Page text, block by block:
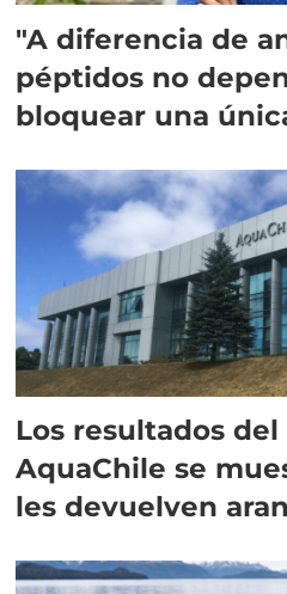
"A diferencia de
péptidos no
bloquear una
Los resultados
AquaChile se
les devuelven